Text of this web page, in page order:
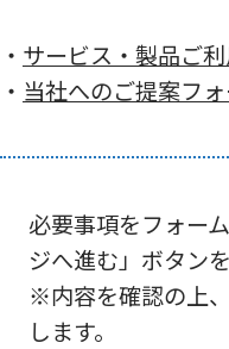
・ サービス・製品ご
・ 当社へのご提案フ
必要事項をフォー
ジへ進む」ボタン
※内容を確認の上
します。